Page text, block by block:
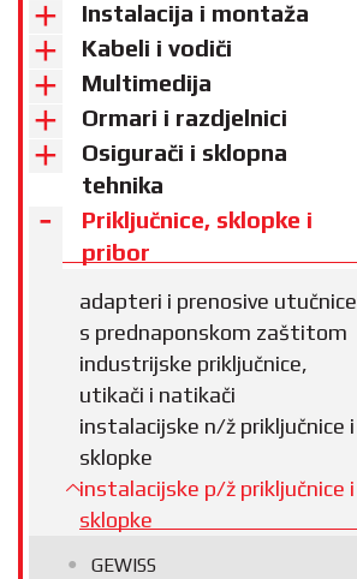
Instalacija i montaža
Kabeli i vodiči
Multimedija
Ormari i razdjelnici
Osigurači i sklopna
tehnika
Priključnice, sklopke i
pribor
adapteri i prenosive utučnice
s prednaponskom zaštitom
industrijske priključnice,
utikači i natikači
instalacijske n/ž priključnice i
sklopke
instalacijske p/ž priključnice i
sklopke
GEWISS